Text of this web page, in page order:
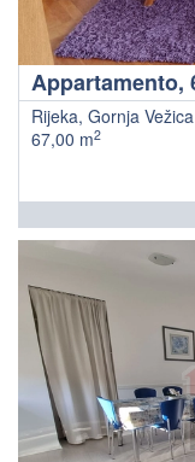
Rijeka, Gornja Vežica
67,00 m2